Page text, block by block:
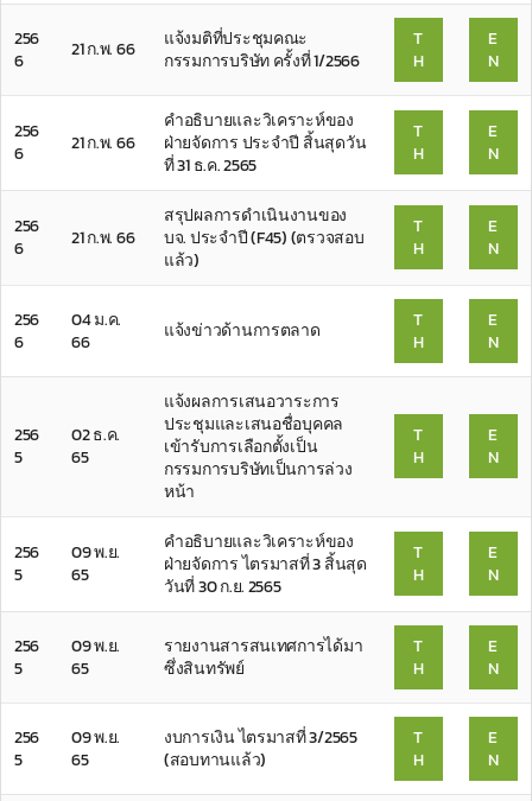
256
6
21 ก.พ. 66
แจ้งมติที่ประชุมคณะ
กรรมการบริษัท ครั้งที่ 1/2566
T
H
E
N
256
6
21 ก.พ. 66
คำอธิบายและวิเคราะห์ของ
ฝ่ายจัดการ ประจำปี สิ้นสุดวัน
ที่ 31 ธ.ค. 2565
T
H
E
N
256
6
21 ก.พ. 66
สรุปผลการดำเนินงานของ
บจ. ประจำปี (F45) (ตรวจสอบ
แล้ว)
T
H
E
N
256
6
04 ม.ค.
66
แจ้งข่าวด้านการตลาด
T
H
E
N
256
5
02 ธ.ค.
65
แจ้งผลการเสนอวาระการ
ประชุมและเสนอชื่อบุคคล
เข้ารับการเลือกตั้งเป็น
กรรมการบริษัทเป็นการล่วง
หน้า
T
H
E
N
256
5
09 พ.ย.
65
คำอธิบายและวิเคราะห์ของ
ฝ่ายจัดการ ไตรมาสที่ 3 สิ้นสุด
วันที่ 30 ก.ย. 2565
T
H
E
N
256
5
09 พ.ย.
65
รายงานสารสนเทศการได้มา
ซึ่งสินทรัพย์
T
H
E
N
256
5
09 พ.ย.
65
งบการเงิน ไตรมาสที่ 3/2565
(สอบทานแล้ว)
T
H
E
N